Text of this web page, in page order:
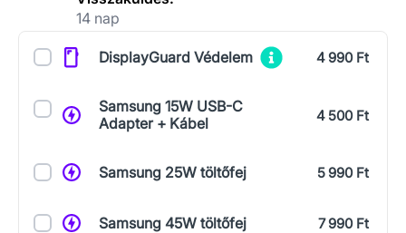
14 nap
KiegészítőkDisplayGuard Védelem 4 990 Ft
Samsung 15W USB-C
Adapter + Kábel
4 500 Ft
Samsung 25W töltőfej 5 990 Ft
Samsung 45W töltőfej 7 990 Ft